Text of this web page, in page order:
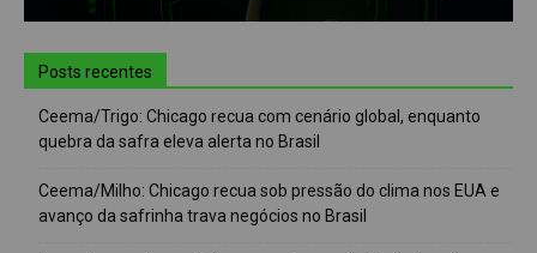
Posts recentes
Ceema/Trigo: Chicago recua com cenário global, enquanto
quebra da safra eleva alerta no Brasil
Ceema/Milho: Chicago recua sob pressão do clima nos EUA e
avanço da safrinha trava negócios no Brasil